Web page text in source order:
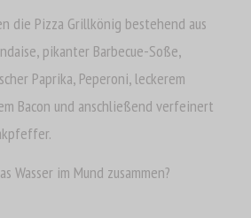
die Pizza Grillkönig bestehend aus
pikanter Barbecue-Soße,
Paprika, Peperoni, leckerem
Bacon und anschließend verfeinert
Wasser im Mund zusammen?
GRILLKÖNIG
einer cremigen
Barbecue-Soße,
frischer Paprika,
Hirtenkäse und
mit Block House